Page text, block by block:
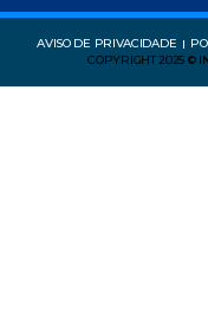
AVISO DE PRIVACIDADE
COPYRIGHT 2025 ©